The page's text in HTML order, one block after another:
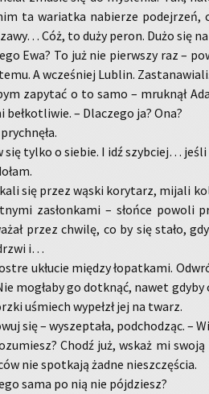
ta wa­riat­ka na­bie­rze po­dej­rzeń,
Cóż, to duży peron. Dużo się
Ewa? To już nie pierw­szy raz –
A wcze­śniej Lu­blin.
za­py­tać o to samo – mruk­nął
beł­ko­tli­wie. – Dla­cze­go ja? Ona?
się tylko o sie­bie. I idź szyb­ciej… jeśli
się przez wąski ko­ry­tarz, mi­ja­li
za­słon­ka­mi – słoń­ce po­wo­li
przez chwi­lę, co by się stało,
i…
ukłu­cie mię­dzy ło­pat­ka­mi.
mo­gła­by go do­tknąć, nawet
uśmiech wy­pełzł jej na twarz.
się – wy­szep­ta­ła, pod­cho­dząc. –
Chodź już, wskaż mi
nie spo­tka­ją żadne nie­szczę­ścia.
sama po nią nie pój­dziesz?